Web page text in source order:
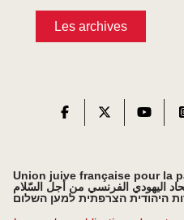
Les archives
Union juive française pour la
اليهودي الفرنسي من أجل السّلام
היהודית הצרפתית למען השלום